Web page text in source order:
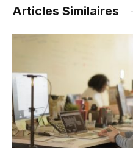
Articles Similaires